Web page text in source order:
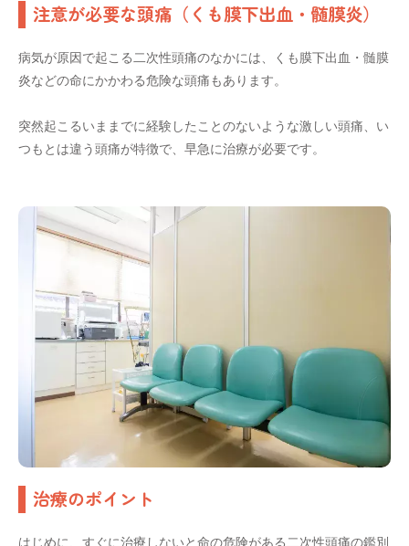
注意が必要な頭痛（くも膜下出血・髄膜炎）
病気が原因で起こる二次性頭痛のなかには、くも膜下出血・髄膜
炎などの命にかかわる危険な頭痛もあります。
突然起こるいままでに経験したことのないような激しい頭痛、い
つもとは違う頭痛が特徴で、早急に治療が必要です。
治療のポイント
はじめに、すぐに治療しないと命の危険がある二次性頭痛の鑑別